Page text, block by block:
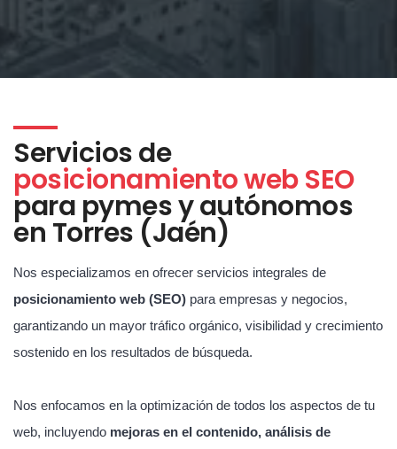
Servicios de
posicionamiento web SEO
para pymes y autónomos
en Torres (Jaén)
Nos especializamos en ofrecer servicios integrales de
posicionamiento web (SEO) para empresas y negocios,
garantizando un mayor tráfico orgánico, visibilidad y crecimiento
sostenido en los resultados de búsqueda.
Nos enfocamos en la optimización de todos los aspectos de tu
web, incluyendo mejoras en el contenido, análisis de